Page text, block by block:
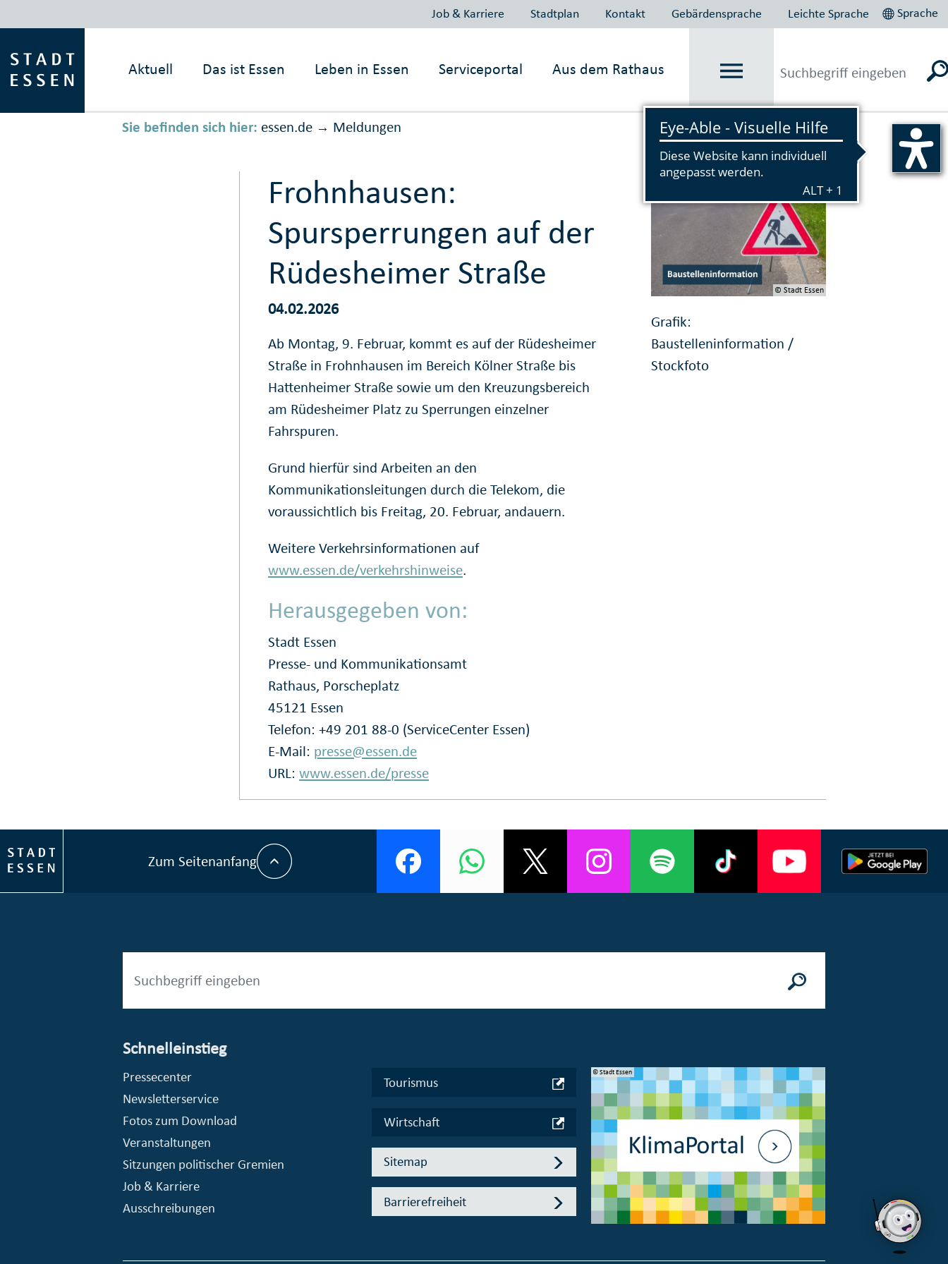
Job & Karriere Stadtplan Kontakt Gebärdensprache Leichte Sprache Sprache
Aktuell Das ist Essen Leben in Essen Serviceportal Aus dem Rathaus
Sie befinden sich hier: essen.de → Meldungen Vorlesen
Frohnhausen:
Spursperrungen auf der
Rüdesheimer Straße
04.02.2026
Ab Montag, 9. Februar, kommt es auf der Rüdesheimer
Straße in Frohnhausen im Bereich Kölner Straße bis
Hattenheimer Straße sowie um den Kreuzungsbereich
am Rüdesheimer Platz zu Sperrungen einzelner
Fahrspuren.
Grund hierfür sind Arbeiten an den
Kommunikationsleitungen durch die Telekom, die
voraussichtlich bis Freitag, 20. Februar, andauern.
Weitere Verkehrsinformationen auf
www.essen.de/verkehrshinweise.
Herausgegeben von:
Stadt Essen
Presse- und Kommunikationsamt
Rathaus, Porscheplatz
45121 Essen
Telefon: +49 201 88-0 (ServiceCenter Essen)
E-Mail: presse@essen.de
URL:www.essen.de/presse
© Stadt Essen
Grafik:
Baustelleninformation /
Stockfoto
Zum Seitenanfang
Schnelleinstieg
Pressecenter
Newsletterservice
Fotos zum Download
Veranstaltungen
Sitzungen politischer Gremien
Job & Karriere
Ausschreibungen
Tourismus
Wirtschaft
Sitemap
Barrierefreiheit
© Stadt Essen, Presse- und Kommunikationsamt © Stadt Essen